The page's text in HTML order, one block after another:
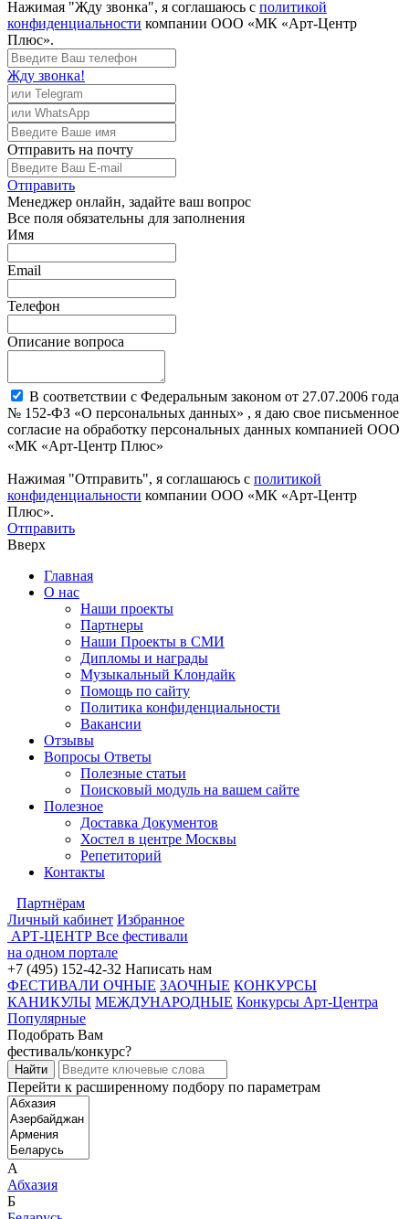
Нажимая "Жду звонка", я соглашаюсь с политикой
конфиденциальности компании ООО «МК «Арт-Центр
Плюс».
Жду звонка!
Отправить на почту
Отправить
Менеджер онлайн, задайте ваш вопрос
Все поля обязательны для заполнения
Имя
Email
Телефон
Описание вопроса
В соответствии с Федеральным законом от 27.07.2006 года
№ 152-ФЗ «О персональных данных» , я даю свое письменное
согласие на обработку персональных данных компанией ООО
«МК «Арт-Центр Плюс»
Нажимая "Отправить", я соглашаюсь с политикой
конфиденциальности компании ООО «МК «Арт-Центр
Плюс».
Отправить
Вверх
Главная
О нас
Наши проекты
Партнеры
Наши Проекты в СМИ
Дипломы и награды
Музыкальный Клондайк
Помощь по сайту
Политика конфиденциальности
Вакансии
Отзывы
Вопросы Ответы
Полезные статьи
Поисковый модуль на вашем сайте
Полезное
Доставка Документов
Хостел в центре Москвы
Репетиторий
Контакты
Партнёрам
Личный кабинет Избранное
АРТ-ЦЕНТР Все фестивали
на одном портале
+7 (495) 152-42-32 Написать нам
ФЕСТИВАЛИ ОЧНЫЕ ЗАОЧНЫЕ КОНКУРСЫ
КАНИКУЛЫ МЕЖДУНАРОДНЫЕ Конкурсы Арт-Центра
Популярные
Подобрать Вам
фестиваль/конкурс?
Перейти к расширенному подбору по параметрам
А
Абхазия
Б